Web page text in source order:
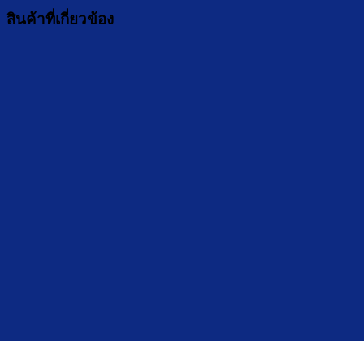
สินค้าที่เกี่ยวข้อง